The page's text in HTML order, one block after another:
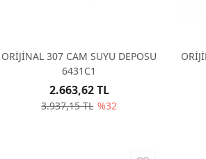
ORİJİNAL 307 CAM SUYU DEPOSU
6431C1
3.937,15 TL %32
2.663,62 TL